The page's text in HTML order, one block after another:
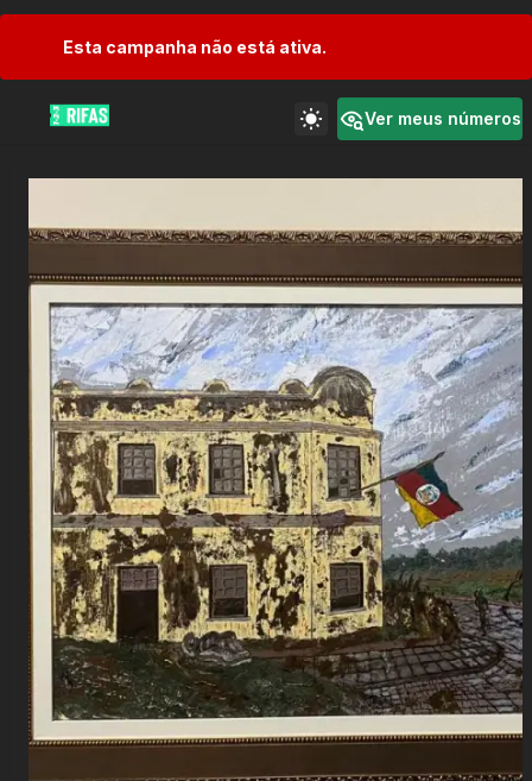
Esta campanha não está ativa.
Ver meus números